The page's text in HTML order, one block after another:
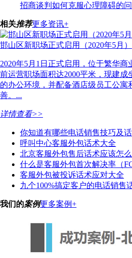
招商谈判如何克服心理障碍的
相关推荐更多资讯+
邯山区新职场正式启用（2020年5月）
2020年5月1日正式启用，位于繁华商
前运营职场面积达2000平米，现建成
的办公环境，并配备酒店级员工公寓
善。...
详情查看>>
你知道有哪些电话销售技巧及
呼叫中心客服外包话术大全
北京客服外包售后话术应该怎
什么是客服外包首次解决率（
客服外包被投诉话术应对大全
九个100%搞定客户的电话销售
我们的案例更多案例+